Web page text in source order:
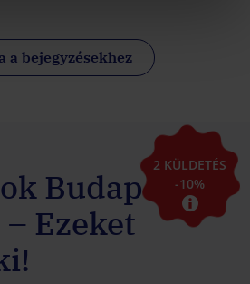
a bejegyzésekhez
2 KÜLDETÉS
-10%
Budapesten
Ezeket